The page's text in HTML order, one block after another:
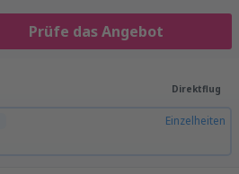
Prüfe das Angebot
Direktflug
Einzelheiten